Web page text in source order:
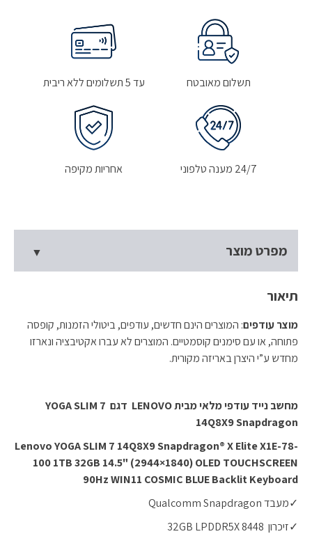
תשלום מאובטח עד 5 תשלומים ללא ריבית
24/7 מענה טלפוני אחריות מקיפה
מפרט מוצר
תיאור
מוצרעודפים: המוצרים הינם חדשים, עודפים, ביטולי הזמנות, קופסה
פתוחה, או עם סימנים קוסמטיים. המוצרים לא עברו אקטיבציה ונארזו
מחדש ע”י היצרן באריזה מקורית.
מחשב נייד עודפי מלאי מביתLENOVO דגם YOGA SLIM 7
14Q8X9 Snapdragon
Lenovo YOGA SLIM 7 14Q8X9 Snapdragon® X Elite X1E-78-
100 1TB 32GB 14.5" (2944×1840) OLED TOUCHSCREEN
90Hz WIN11 COSMIC BLUE Backlit Keyboard
✓מעבד Qualcomm Snapdragon
✓זיכרון 32GB LPDDR5X 8448